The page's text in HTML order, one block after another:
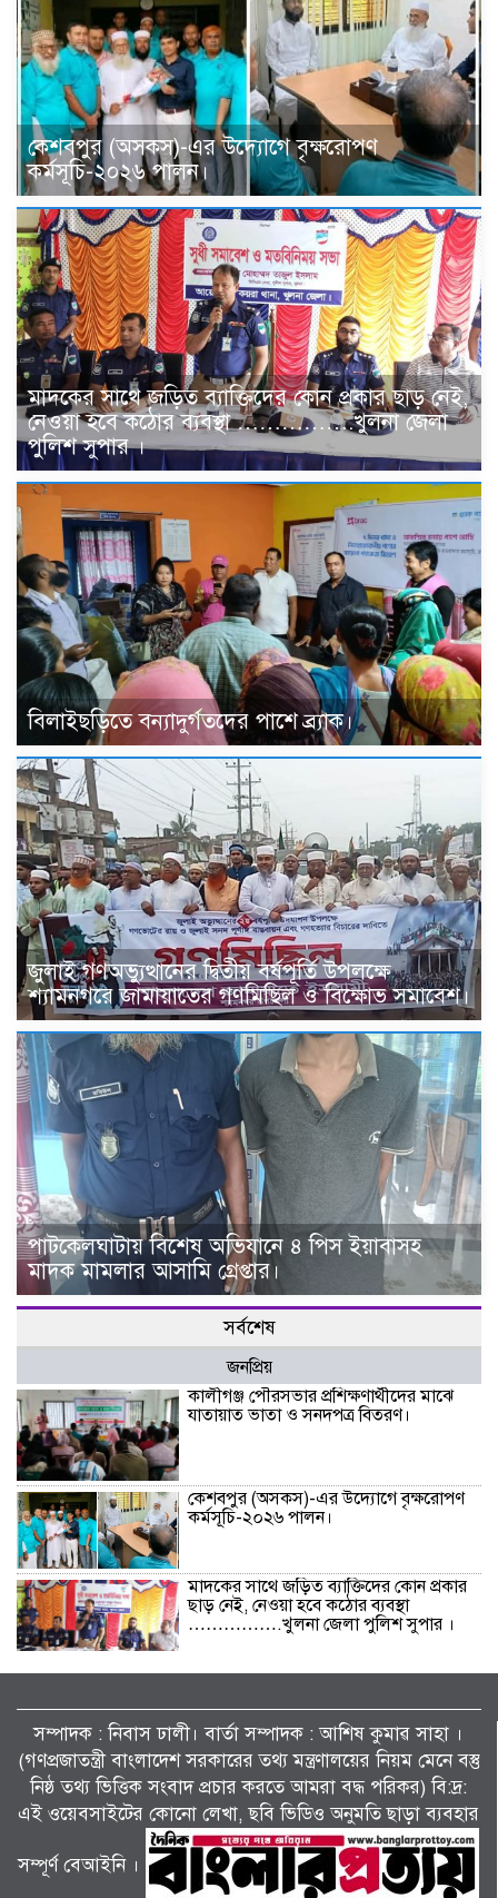
কেশবপুর (অসকস)-এর উদ্যোগে বৃক্ষরোপণ
কর্মসূচি-২০২৬ পালন।
মাদকের সাথে জড়িত ব্যাক্তিদের কোন প্রকার ছাড় নেই,
নেওয়া হবে কঠোর ব্যবস্থা …………….খুলনা জেলা
পুলিশ সুপার ।
বিলাইছড়িতে বন্যাদুর্গতদের পাশে ব্র্যাক।
জুলাই গণঅভ্যুত্থানের দ্বিতীয় বর্ষপূর্তি উপলক্ষে
শ্যামনগরে জামায়াতের গণমিছিল ও বিক্ষোভ সমাবেশ।
পাটকেলঘাটায় বিশেষ অভিযানে ৪ পিস ইয়াবাসহ
মাদক মামলার আসামি গ্রেপ্তার।
সর্বশেষ
জনপ্রিয়
কালীগঞ্জ পৌরসভার প্রশিক্ষণার্থীদের মাঝে
যাতায়াত ভাতা ও সনদপত্র বিতরণ।
কেশবপুর (অসকস)-এর উদ্যোগে বৃক্ষরোপণ
কর্মসূচি-২০২৬ পালন।
মাদকের সাথে জড়িত ব্যাক্তিদের কোন প্রকার
ছাড় নেই, নেওয়া হবে কঠোর ব্যবস্থা
…………….খুলনা জেলা পুলিশ সুপার ।
জুলাই গণঅভ্যুত্থানের দ্বিতীয় বর্ষপূর্তি উপলক্ষে
শ্যামনগরে জামায়াতের গণমিছিল ও বিক্ষোভ
সমাবেশ।
সম্পাদক : নিবাস ঢালী। বার্তা সম্পাদক : আশিষ কুমাৱ সাহা ।
(গণপ্রজাতন্ত্রী বাংলাদেশ সরকারের তথ্য মন্ত্রণালয়ের নিয়ম মেনে বস্তু
নিষ্ঠ তথ্য ভিত্তিক সংবাদ প্রচার করতে আমরা বদ্ধ পরিকর) বি:দ্র:
এই ওয়েবসাইটের কোনো লেখা, ছবি ভিডিও অনুমতি ছাড়া ব্যবহার
সম্পূর্ণ বেআইনি ।